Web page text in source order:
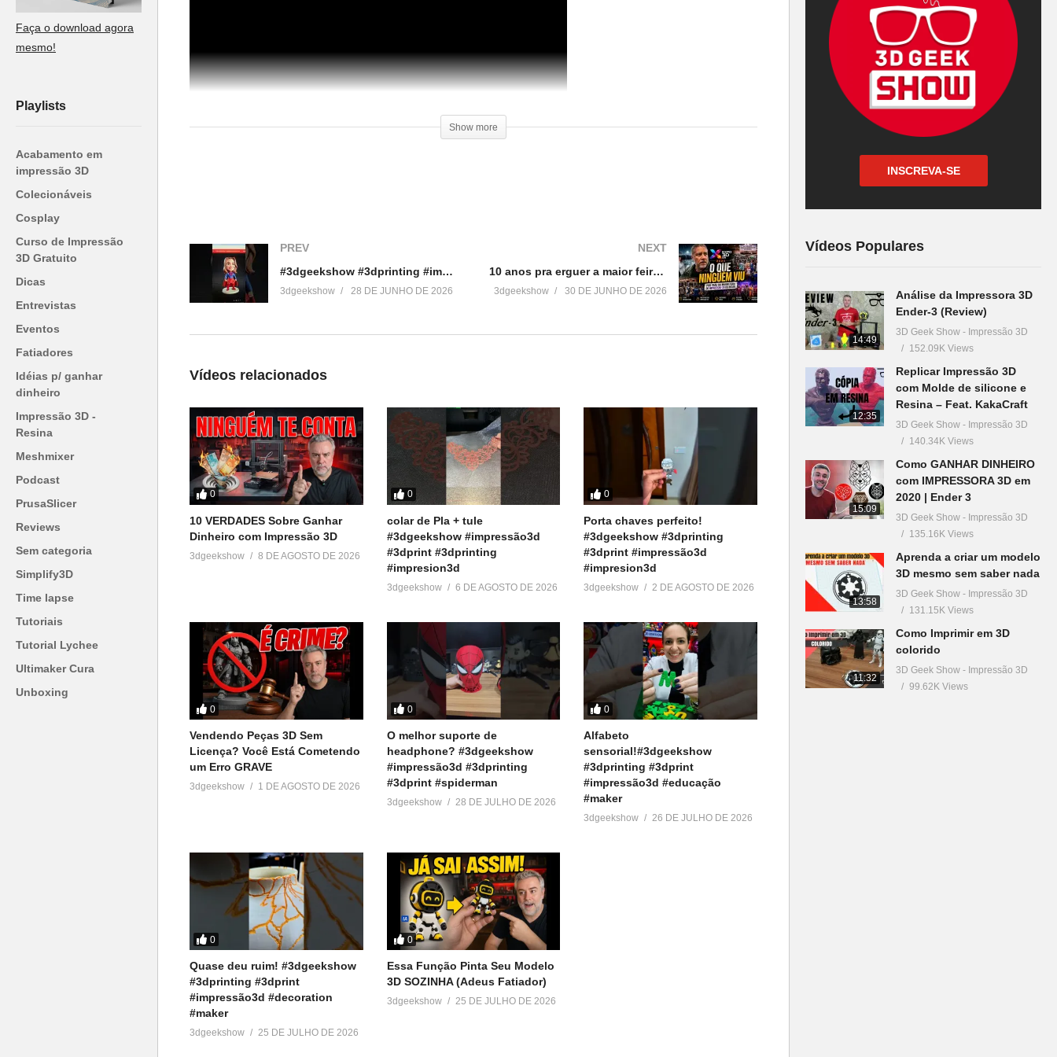
Faça o download agora
mesmo!
Playlists
Acabamento em
impressão 3D
Colecionáveis
Cosplay
Curso de Impressão
3D Gratuito
Dicas
Entrevistas
Eventos
Fatiadores
Idéias p/ ganhar
dinheiro
Impressão 3D -
Resina
Meshmixer
Podcast
PrusaSlicer
Reviews
Sem categoria
Simplify3D
Time lapse
Tutoriais
Tutorial Lychee
Ultimaker Cura
Unboxing
Relacionado
(Boa Impressão 3D)
Impressão 3d
Boa Impressão 3D
Show more
PREV
#3dgeekshow #3dprinting #impressão3d #supergirl #3dprint #impressora3d #impressao3d
3dgeekshow 28 DE JUNHO DE 2026
NEXT
10 anos pra erguer a maior feira 3D do país: a história real!
3dgeekshow 30 DE JUNHO DE 2026
Vídeos relacionados
0
10 VERDADES Sobre Ganhar
Dinheiro com Impressão 3D
3dgeekshow 8 DE AGOSTO DE 2026
0
colar de Pla + tule
#3dgeekshow #impressão3d
#3dprint #3dprinting
#impresion3d
3dgeekshow 6 DE AGOSTO DE 2026
0
Porta chaves perfeito!
#3dgeekshow #3dprinting
#3dprint #impressão3d
#impresion3d
3dgeekshow 2 DE AGOSTO DE 2026
0
Vendendo Peças 3D Sem
Licença? Você Está Cometendo
um Erro GRAVE
3dgeekshow 1 DE AGOSTO DE 2026
0
O melhor suporte de
headphone? #3dgeekshow
#impressão3d #3dprinting
#3dprint #spiderman
3dgeekshow 28 DE JULHO DE 2026
0
Alfabeto
sensorial!#3dgeekshow
#3dprinting #3dprint
#impressão3d #educação
#maker
3dgeekshow 26 DE JULHO DE 2026
0
Quase deu ruim! #3dgeekshow
#3dprinting #3dprint
#impressão3d #decoration
#maker
3dgeekshow 25 DE JULHO DE 2026
0
Essa Função Pinta Seu Modelo
3D SOZINHA (Adeus Fatiador)
3dgeekshow 25 DE JULHO DE 2026
INSCREVA-SE
Vídeos Populares
14:49
Análise da Impressora 3D
Ender-3 (Review)
3D Geek Show - Impressão 3D
152.09K Views
12:35
Replicar Impressão 3D
com Molde de silicone e
Resina – Feat. KakaCraft
3D Geek Show - Impressão 3D
140.34K Views
15:09
Como GANHAR DINHEIRO
com IMPRESSORA 3D em
2020 | Ender 3
3D Geek Show - Impressão 3D
135.16K Views
13:58
Aprenda a criar um modelo
3D mesmo sem saber nada
3D Geek Show - Impressão 3D
131.15K Views
11:32
Como Imprimir em 3D
colorido
3D Geek Show - Impressão 3D
99.62K Views